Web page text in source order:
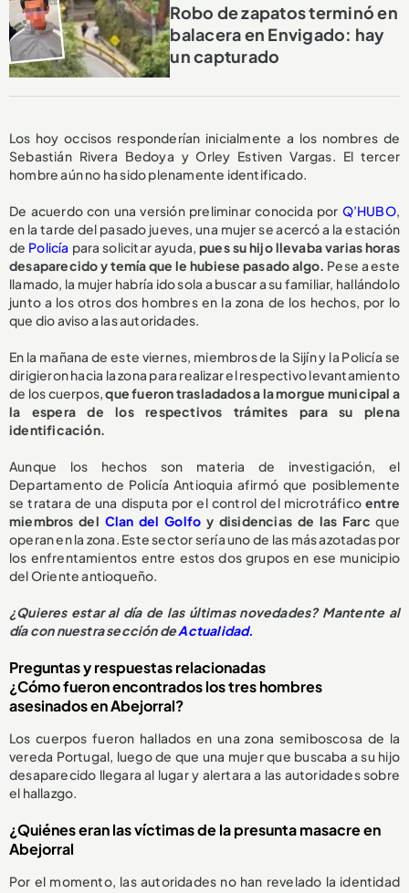
Robo de zapatos terminó en
balacera en Envigado: hay
un capturado
Los hoy occisos responderían inicialmente a los nombres de
Sebastián Rivera Bedoya y Orley Estiven Vargas. El tercer
hombre aún no ha sido plenamente identificado.
De acuerdo con una versión preliminar conocida por Q’HUBO,
en la tarde del pasado jueves, una mujer se acercó a la estación
de Policía para solicitar ayuda, pues su hijo llevaba varias horas
desaparecido y temía que le hubiese pasado algo. Pese a este
llamado, la mujer habría ido sola a buscar a su familiar, hallándolo
junto a los otros dos hombres en la zona de los hechos, por lo
que dio aviso a las autoridades.
En la mañana de este viernes, miembros de la Sijín y la Policía se
dirigieron hacia la zona para realizar el respectivo levantamiento
de los cuerpos,que fueron trasladados a la morgue municipal a
la espera de los respectivos trámites para su plena
identificación.
Aunque los hechos son materia de investigación, el
Departamento de Policía Antioquia afirmó que posiblemente
se tratara de una disputa por el control del microtráfico entre
miembros del Clan del Golfo y disidencias de las Farcque
operan en la zona. Este sector sería uno de las más azotadas por
los enfrentamientos entre estos dos grupos en ese municipio
del Oriente antioqueño.
¿Quieres estar al día de las últimas novedades? Mantente al
día con nuestra sección deActualidad.
Preguntas y respuestas relacionadas
¿Cómo fueron encontrados los tres hombres
asesinados en Abejorral?
Los cuerpos fueron hallados en una zona semiboscosa de la
vereda Portugal, luego de que una mujer que buscaba a su hijo
desaparecido llegara al lugar y alertara a las autoridades sobre
el hallazgo.
¿Quiénes eran las víctimas de la presunta masacre en
Abejorral
Por el momento, las autoridades no han revelado la identidad